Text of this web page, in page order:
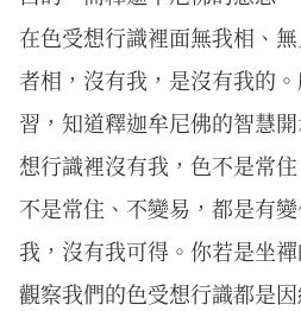
在色受想行識裡面無我相、
者相，沒有我，是沒有我的
習，知道釋迦牟尼佛的智慧
想行識裡沒有我，色不是常
不是常住、不變易，都是有
我，沒有我可得。你若是坐
觀察我們的色受想行識都是